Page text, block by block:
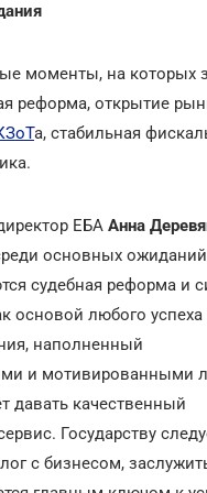
моменты, на которых
реформа, открытие
а, стабильная
ЕБА Анна
основных
судебная реформа и
основой любого успеха
наполненный
и мотивированными
давать качественный
Государству
с бизнесом,